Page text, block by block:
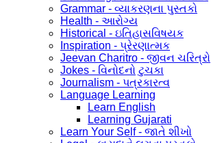
Grammar - વ્યાકરણના પુસ્તકો
Health - આરોગ્ય
Historical - ઇતિહાસવિષયક
Inspiration - પ્રેરણાત્મક
Jeevan Charitro - જીવન ચરિત્રો
Jokes - વિનોદનો ટુચકા
Journalism - પત્રકારત્વ
Language Learning
Learn English
Learning Gujarati
Learn Your Self - જાતે શીખો